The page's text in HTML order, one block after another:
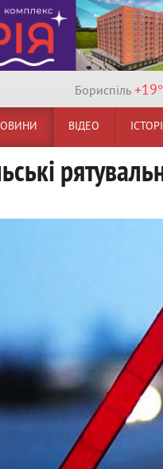
Бориспiль +19°
ВІДЕО